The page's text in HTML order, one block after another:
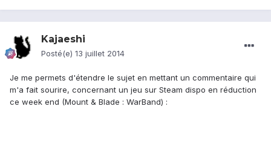
Kajaeshi
Posté(e) 13 juillet 2014
Je me permets d'étendre le sujet en mettant un commentaire qui
m'a fait sourire, concernant un jeu sur Steam dispo en réduction
ce week end (Mount & Blade : WarBand) :